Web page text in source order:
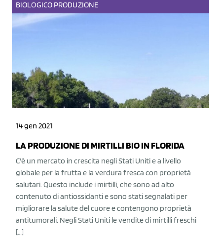
BIOLOGICO PRODUZIONE
14 gen 2021
LA PRODUZIONE DI MIRTILLI BIO IN FLORIDA
C'è un mercato in crescita negli Stati Uniti e a livello
globale per la frutta e la verdura fresca con proprietà
salutari. Questo include i mirtilli, che sono ad alto
contenuto di antiossidanti e sono stati segnalati per
migliorare la salute del cuore e contengono proprietà
antitumorali. Negli Stati Uniti le vendite di mirtilli freschi
[…]